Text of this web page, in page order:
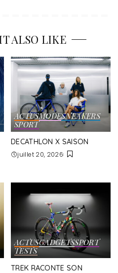
ALSO LIKE
ACTUSMODESNEAKERS
SPORT
DECATHLON X SAISON
juillet 20, 2026
ACTUSGADGETSSPORT
TESTS
TREK RACONTE SON